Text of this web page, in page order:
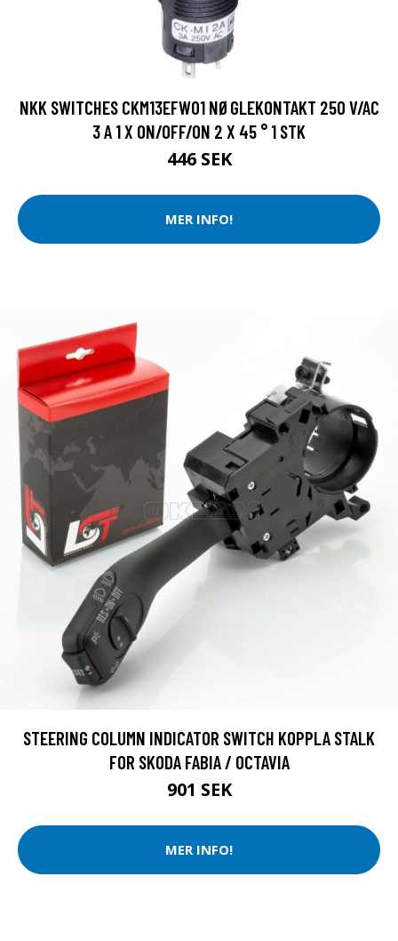
NKK SWITCHES CKM13EFW01 NØGLEKONTAKT 250 V/AC
3 A 1 X ON/OFF/ON 2 X 45 ° 1 STK
446 SEK
MER INFO!
STEERING COLUMN INDICATOR SWITCH KOPPLA STALK
FOR SKODA FABIA / OCTAVIA
901 SEK
MER INFO!